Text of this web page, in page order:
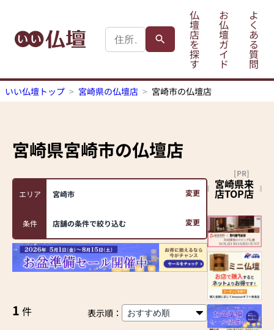
仏
壇
店
を
探
す
お
仏
壇
ガ
イ
ド
よ
く
あ
る
質
問
いい仏壇トップ 宮崎県の仏壇店 宮崎市の仏壇店
宮崎県宮崎市の仏壇店
エリア 宮崎市 変更
条件 店舗の条件で絞り込む 変更
1 件 表示順：
宮崎県来
店TOP店
[PR]